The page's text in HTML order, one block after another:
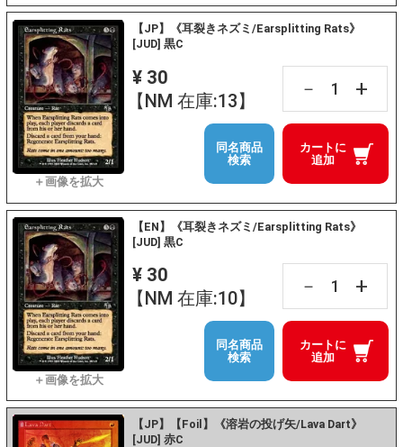
【JP】《耳裂きネズミ/Earsplitting Rats》
[JUD] 黒C
¥ 30
【NM 在庫:13】
－ +
カートに
追加
同名商品
検索
【EN】《耳裂きネズミ/Earsplitting Rats》
[JUD] 黒C
¥ 30
【NM 在庫:10】
－ +
カートに
追加
同名商品
検索
【JP】【Foil】《溶岩の投げ矢/Lava Dart》
[JUD] 赤C